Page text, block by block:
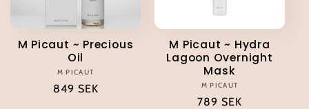
M Picaut ~ Precious
Oil
Säljare:
M PICAUT
Ordinarie
849 SEK
M Picaut ~ Hydra
Lagoon Overnight
Mask
Säljare:
M PICAUT
Ordinarie
789 SEK